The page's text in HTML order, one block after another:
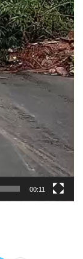
00:11